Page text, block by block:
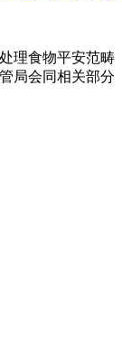
理食物平安范畴
局会同相关部分